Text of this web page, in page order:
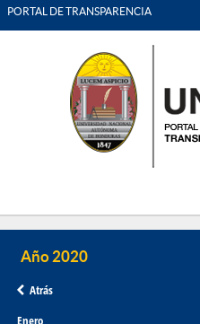
PORTAL DE TRANSPARENCIA
Atrás
Enero